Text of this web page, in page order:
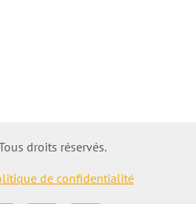
droits réservés.
de confidentialité